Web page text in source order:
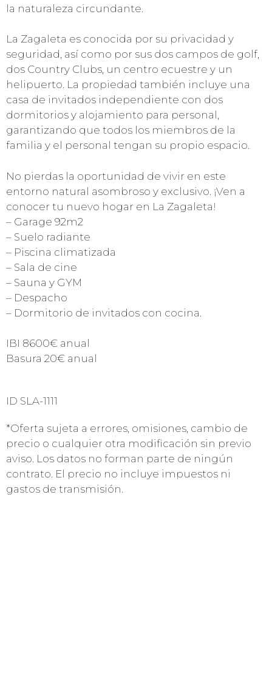
la naturaleza circundante.
La Zagaleta es conocida por su privacidad y
seguridad, así como por sus dos campos de golf,
dos Country Clubs, un centro ecuestre y un
helipuerto. La propiedad también incluye una
casa de invitados independiente con dos
dormitorios y alojamiento para personal,
garantizando que todos los miembros de la
familia y el personal tengan su propio espacio.
No pierdas la oportunidad de vivir en este
entorno natural asombroso y exclusivo. ¡Ven a
conocer tu nuevo hogar en La Zagaleta!
– Garage 92m2
– Suelo radiante
– Piscina climatizada
– Sala de cine
– Sauna y GYM
– Despacho
– Dormitorio de invitados con cocina.
IBI 8600€ anual
Basura 20€ anual
ID SLA-1111
*Oferta sujeta a errores, omisiones, cambio de
precio o cualquier otra modificación sin previo
aviso. Los datos no forman parte de ningún
contrato. El precio no incluye impuestos ni
gastos de transmisión.